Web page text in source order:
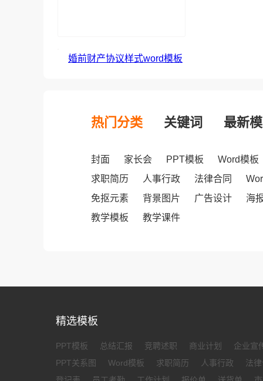
婚前财产协议样式word模板
热门分类 关键词 最新
封面 家长会 PPT模板
Word模板
求职简历
人事行政 法律合同
免抠元素
背景图片 广告设计
海
教学模板
教学课件
精选模板
PPT模板 总结汇报 竞聘述职 商业计划
企业宣
PPT关系图
Word模板 求职简历 人事行政
法